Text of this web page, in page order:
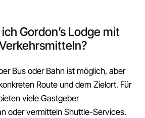
Gordon’s Lodge mit
Bus oder Bahn ist möglich, aber
Route und dem Zielort. Für
viele Gastgeber
oder vermitteln Shuttle-Services.